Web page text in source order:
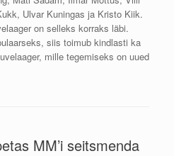
Ulvar Kuningas ja Kristo Kiik.
on selleks korraks läbi.
siis toimub kindlasti ka
mille tegemiseks on uued
MM’i seitsmenda